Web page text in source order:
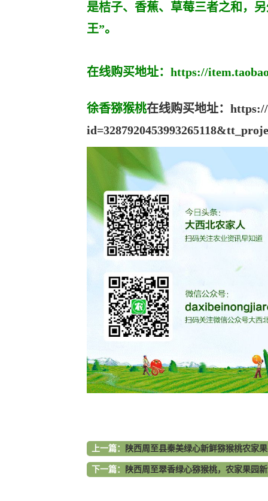
是桔子、香蕉、草莓三者之和，
王”。
在线购买地址： https://
徐香猕猴桃在线购买地址：
上一篇： 陕西周至县秦美绿心新鲜猕猴桃农家
下一篇： 陕西周至翠香绿心猕猴桃，农家果园